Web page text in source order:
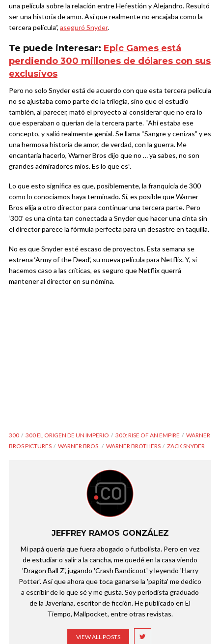
una película sobre la relación entre Hefestión y Alejandro. Resultó
ser una historia de amor. Así que realmente no encajaba como la
tercera película”, aseguró Snyder.
Te puede interesar: Epic Games está
perdiendo 300 millones de dólares con sus
exclusivos
Pero no solo Snyder está de acuerdo con que esta tercera película
no se ajustaba como parte de la trilogía, sino que el estudio
también, al parecer, mató el proyecto al considerar que no era lo
que esperaban o querían de la tercera parte. “Ahí estaba ese
concepto, y salió realmente genial. Se llama “Sangre y cenizas” y es
una hermosa historia de amor, de verdad, con la guerra. Me
encantaría hacerlo, Warner Bros dijo que no … ya sabes, no son
grandes admiradores míos. Es lo que es”.
Lo que esto significa es que, posiblemente, la franquicia de 300
como lo conocíamos haya terminado. Sí, es posible que Warner
Bros elija a otro director para continuar una tercera parte. Pero
‘300’ es una cinta tan conectada a Snyder que hacer una cinta sin
el director parece la fórmula perfecta para un desastre en taquilla.
No es que Snyder esté escaso de proyectos. Esta semana se
estrena ‘Army of the Dead’, su nueva película para Netflix. Y, si
hacemos caso a las críticas, es seguro que Netflix querrá
mantener al director en su nómina.
300 300 EL ORIGEN DE UN IMPERIO 300: RISE OF AN EMPIRE
WARNER
BROS PICTURES
WARNER BROS. WARNER BROTHERS ZACK SNYDER
JEFFREY RAMOS GONZÁLEZ
Mi papá quería que fuera abogado o futbolista. Pero en vez
de estudiar o salir a la cancha, me quedé en la casa viendo
'Dragon Ball Z', jugando 'Crash Bandicoot' y leyendo 'Harry
Potter'. Así que ahora que toca ganarse la 'papita' me dedico
a escribir de lo que sé y me gusta. Soy periodista graduado
de la Javeriana, escritor de ficción. He publicado en El
Tiempo, Mallpocket, entre otras revistas.
VIEW ALL POSTS